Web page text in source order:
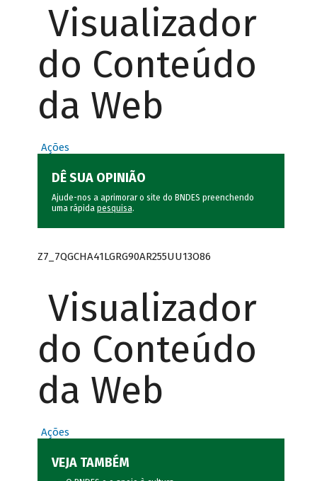
Visualizador
do Conteúdo
da Web
Ações
DÊ SUA OPINIÃO
Ajude-nos a aprimorar o site do BNDES preenchendo
uma rápida pesquisa.
Z7_7QGCHA41LGRG90AR255UU13O86
Visualizador
do Conteúdo
da Web
Ações
VEJA TAMBÉM